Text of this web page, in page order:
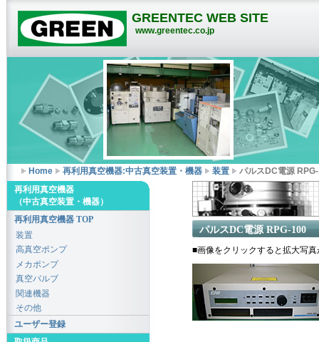
GREENTEC WEB SITE
www.greentec.co.jp
Home 再利用真空機器:中古真空装置・機器 装置 パルスDC電源
パルスDC電源 RPG-100
■画像をクリックすると拡大写
再利用真空機器
（中古真空装置・機器）
再利用真空機器 TOP
装置
高真空ポンプ
メカポンプ
真空バルブ
関連機器
その他
ユーザー登録